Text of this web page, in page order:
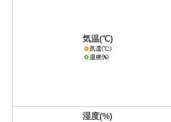
気温(℃)
湿度(%)